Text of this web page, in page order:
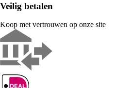
Veilig betalen
Koop met vertrouwen op onze site